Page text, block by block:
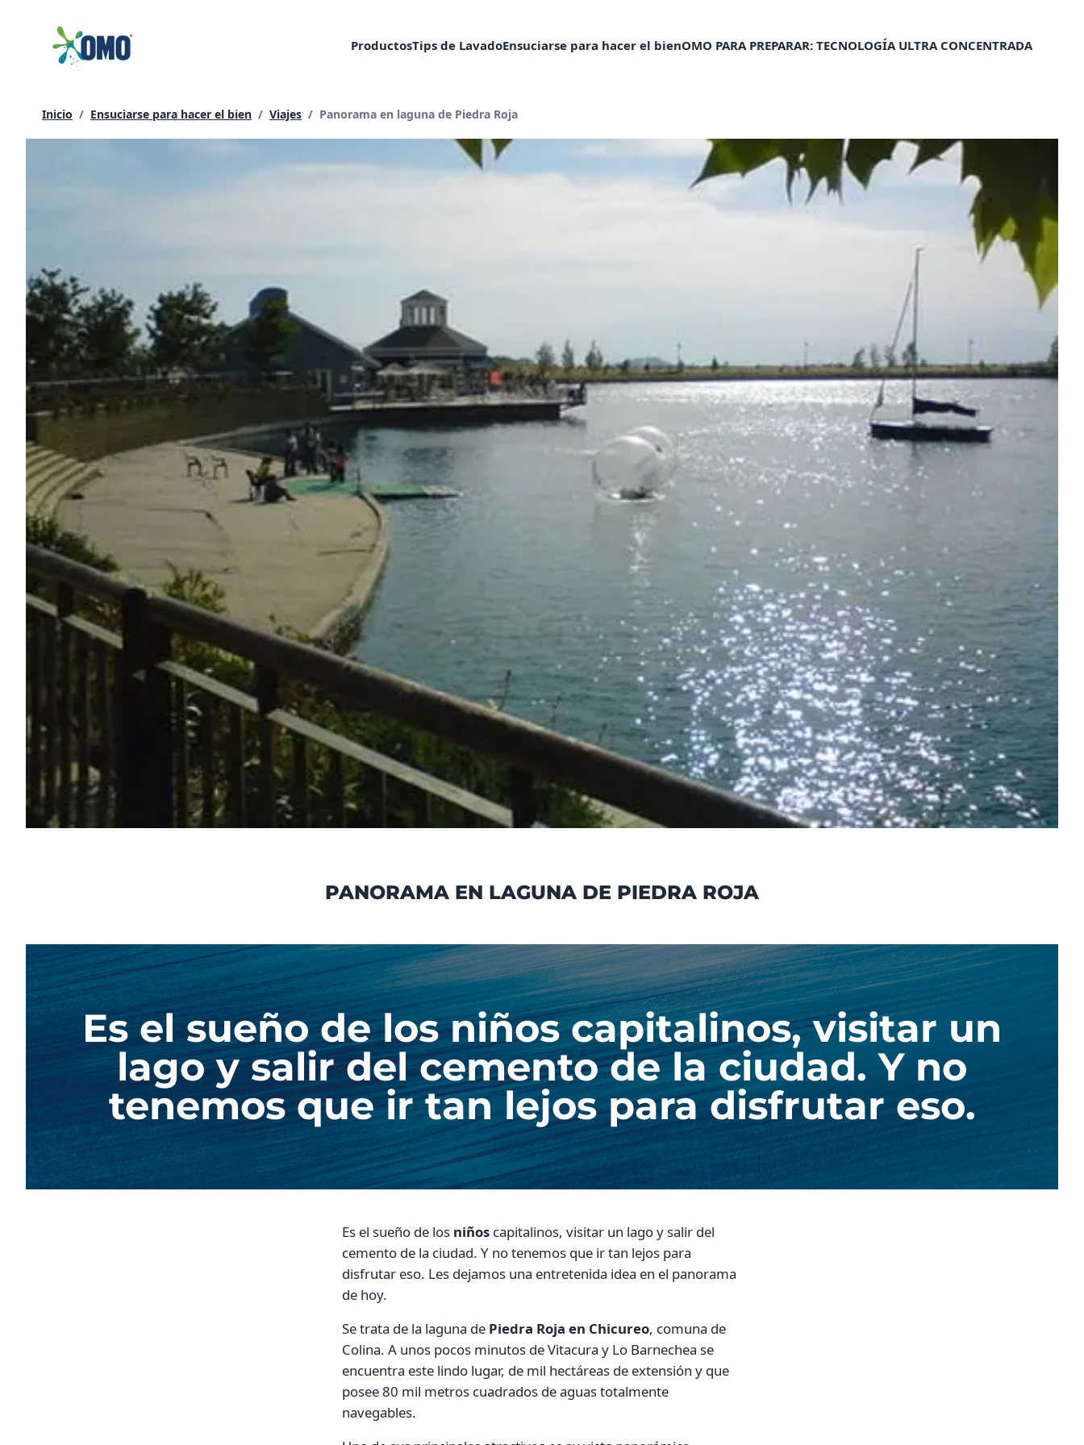
contenido
ProductosTips de LavadoEnsuciarse para hacer el bienOMO PARA PREPARAR: TECNOLOGÍA ULTRA CONCENTRADA
Inicio / Ensuciarse para hacer el bien / Viajes / Página actual:
Panorama en laguna de Piedra Roja
PANORAMA EN LAGUNA DE PIEDRA ROJA
Es el sueño de los niños capitalinos, visitar un
lago y salir del cemento de la ciudad. Y no
tenemos que ir tan lejos para disfrutar eso.
Es el sueño de los niños capitalinos, visitar un lago y salir del
cemento de la ciudad. Y no tenemos que ir tan lejos para
disfrutar eso. Les dejamos una entretenida idea en el panorama
de hoy.
Se trata de la laguna de Piedra Roja en Chicureo, comuna de
Colina. A unos pocos minutos de Vitacura y Lo Barnechea se
encuentra este lindo lugar, de mil hectáreas de extensión y que
posee 80 mil metros cuadrados de aguas totalmente
navegables.